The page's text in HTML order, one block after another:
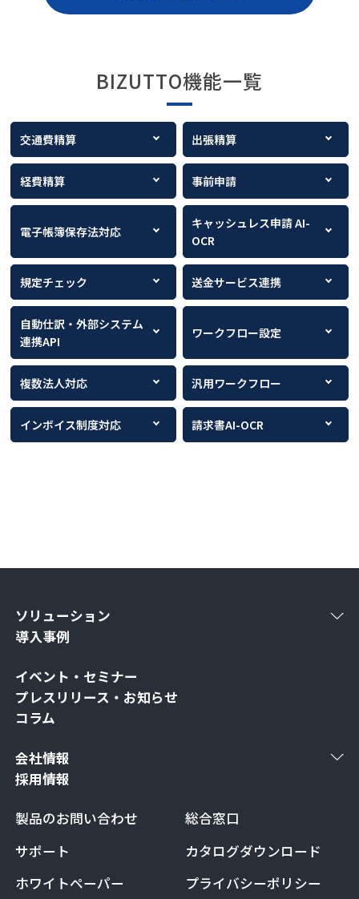
BIZUTTO機能一覧
交通費精算 出張精算
経費精算 事前申請
電子帳簿保存法対応
キャッシュレス申請 AI-
OCR
規定チェック 送金サービス連携
自動仕訳・外部システム
連携API
ワークフロー設定
複数法人対応 汎用ワークフロー
インボイス制度対応 請求書AI-OCR
ソリューション
導入事例
イベント・セミナー
プレスリリース・お知らせ
コラム
会社情報
採用情報
製品のお問い合わせ
総合窓口
サポート
カタログダウンロード
ホワイトペーパー
プライバシーポリシー